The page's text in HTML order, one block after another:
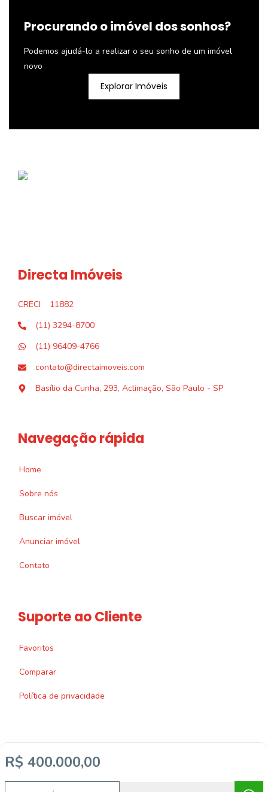
R$ 400.000,00
Procurando o imóvel dos sonhos?
Podemos ajudá-lo a realizar o seu sonho de um imóvel
novo
Explorar Imóveis
Directa Imóveis
CRECI
11882
(11) 3294-8700
(11) 96409-4766
contato@directaimoveis.com
Basílio da Cunha, 293, Aclimação, São Paulo - SP
Navegação rápida
Home
Sobre nós
Buscar imóvel
Anunciar imóvel
Contato
Suporte ao Cliente
Favoritos
Comparar
Política de privacidade
Imobiliária Certificada:
Selo de Tecnologia Loft